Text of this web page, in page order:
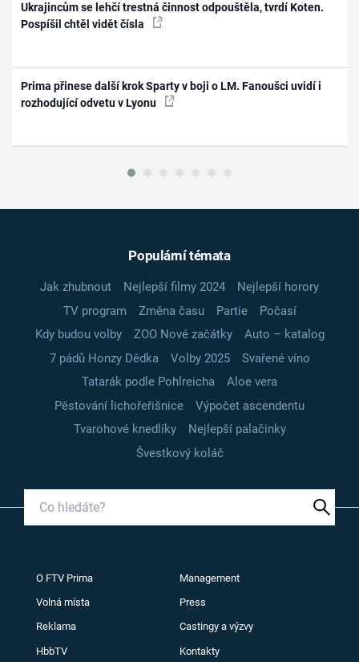
Ukrajincům se lehčí trestná činnost odpouštěla, tvrdí Koten.
Pospíšil chtěl vidět čísla
Prima přinese další krok Sparty v boji o LM. Fanoušci uvidí i
rozhodující odvetu v Lyonu
Populární témata
Jak zhubnout Nejlepší filmy 2024
Nejlepší horory
TV program
Změna času Partie
Počasí
Kdy budou volby
ZOO Nové začátky
Auto – katalog
7 pádů Honzy Dědka
Volby 2025
Svařené víno
Tatarák podle Pohlreicha
Aloe vera
Pěstování lichořeřišnice
Výpočet ascendentu
Tvarohové knedlíky
Nejlepší palačinky
Švestkový koláč
O FTV Prima Management
Volná místa Press
Reklama Castingy a výzvy
HbbTV Kontakty